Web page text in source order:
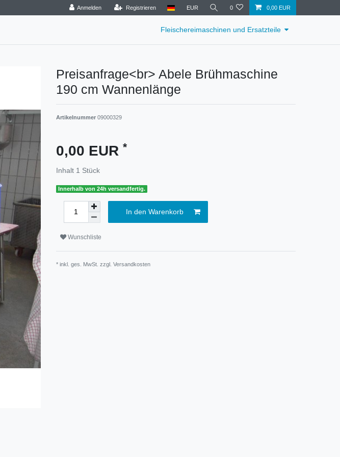
Anmelden Registrieren EUR 0 0,00 EUR
Fleischereimaschinen und Ersatzteile
Preisanfrage<br> Abele Brühmaschine
190 cm Wannenlänge
Artikelnummer 09000329
0,00 EUR *
Inhalt 1 Stück
Innerhalb von 24h versandfertig.
In den Warenkorb
Wunschliste
* inkl. ges. MwSt. zzgl. Versandkosten